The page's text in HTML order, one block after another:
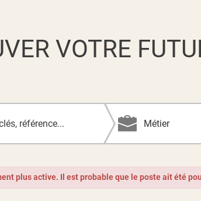
VOTRE
Métier
plus active. Il est probable que le poste ait été